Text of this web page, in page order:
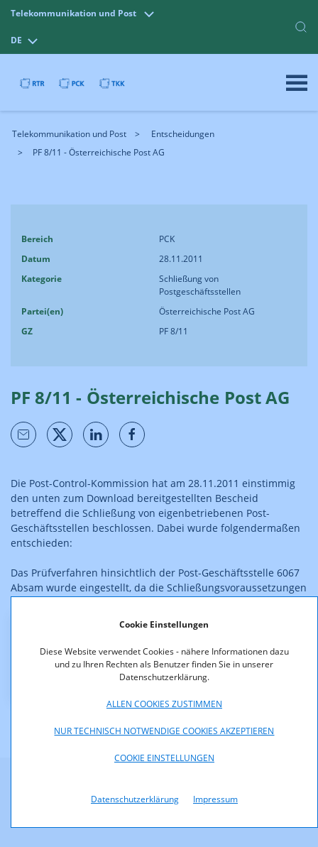
Cookie Einstellungen
Diese Website verwendet Cookies - nähere Informationen dazu
und zu Ihren Rechten als Benutzer finden Sie in unserer
Datenschutzerklärung.
ALLEN COOKIES ZUSTIMMEN
NUR TECHNISCH NOTWENDIGE COOKIES AKZEPTIEREN
COOKIE EINSTELLUNGEN
Datenschutzerklärung Impressum
Telekommunikation und Post
DE
Telekommunikation und Post
Entscheidungen
PF 8/11 - Österreichische Post AG
Bereich
PCK
Datum
28.11.2011
Kategorie
Schließung von
Postgeschäftsstellen
Partei(en)
Österreichische Post AG
GZ
PF 8/11
PF 8/11 - Österreichische Post AG
Die Post-Control-Kommission hat am 28.11.2011 einstimmig
den unten zum Download bereitgestellten Bescheid
betreffend die Schließung von eigenbetriebenen Post-
Geschäftsstellen beschlossen. Dabei wurde folgendermaßen
entschieden:
Das Prüfverfahren hinsichtlich der Post-Geschäftsstelle 6067
Absam wurde eingestellt, da die Schließungsvoraussetzungen
Bescheid_PF_8_11.pdf (pdf, 138,8 KB)
Weitere Informationen